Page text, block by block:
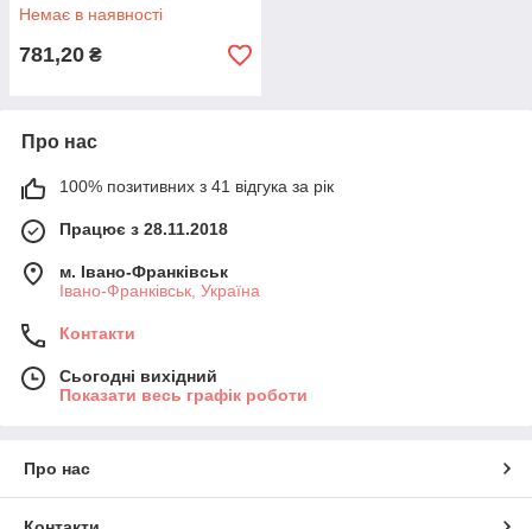
Немає в наявності
781,20 ₴
Про нас
100% позитивних з 41 відгука за рік
Працює з 28.11.2018
м. Івано-Франківськ
Івано-Франківськ, Україна
Контакти
Сьогодні вихідний
Показати весь графік роботи
Про нас